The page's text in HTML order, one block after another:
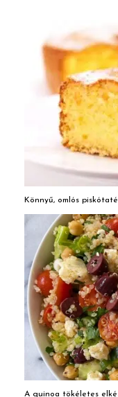
Könnyű, omlós
A quinoa tökéletes